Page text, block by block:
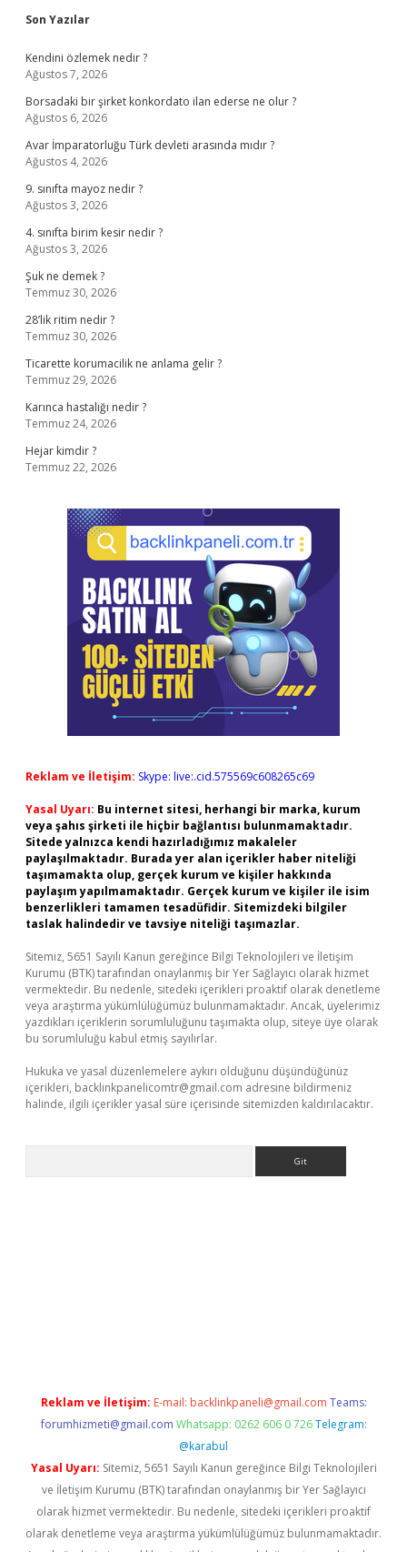
Sidebar
Son Yazılar
Kendini özlemek nedir ?
Ağustos 7, 2026
Borsadaki bir şirket konkordato ilan ederse ne olur ?
Ağustos 6, 2026
Avar İmparatorluğu Türk devleti arasında mıdır ?
Ağustos 4, 2026
9. sınıfta mayoz nedir ?
Ağustos 3, 2026
4. sınıfta birim kesir nedir ?
Ağustos 3, 2026
Şuk ne demek ?
Temmuz 30, 2026
28’lik ritim nedir ?
Temmuz 30, 2026
Ticarette korumacilik ne anlama gelir ?
Temmuz 29, 2026
Karınca hastalığı nedir ?
Temmuz 24, 2026
Hejar kimdir ?
Temmuz 22, 2026
Reklam ve İletişim: Skype: live:.cid.575569c608265c69
Yasal Uyarı: Bu internet sitesi, herhangi bir marka, kurum
veya şahıs şirketi ile hiçbir bağlantısı bulunmamaktadır.
Sitede yalnızca kendi hazırladığımız makaleler
paylaşılmaktadır. Burada yer alan içerikler haber niteliği
taşımamakta olup, gerçek kurum ve kişiler hakkında
paylaşım yapılmamaktadır. Gerçek kurum ve kişiler ile isim
benzerlikleri tamamen tesadüfidir. Sitemizdeki bilgiler
taslak halindedir ve tavsiye niteliği taşımazlar.
Sitemiz, 5651 Sayılı Kanun gereğince Bilgi Teknolojileri ve İletişim
Kurumu (BTK) tarafından onaylanmış bir Yer Sağlayıcı olarak hizmet
vermektedir. Bu nedenle, sitedeki içerikleri proaktif olarak denetleme
veya araştırma yükümlülüğümüz bulunmamaktadır. Ancak, üyelerimiz
yazdıkları içeriklerin sorumluluğunu taşımakta olup, siteye üye olarak
bu sorumluluğu kabul etmiş sayılırlar.
Hukuka ve yasal düzenlemelere aykırı olduğunu düşündüğünüz
içerikleri, backlinkpanelicomtr@gmail.com adresine bildirmeniz
halinde, ilgili içerikler yasal süre içerisinde sitemizden kaldırılacaktır.
Reklam ve İletişim: E-mail: backlinkpaneli@gmail.com Teams:
forumhizmeti@gmail.com Whatsapp: 0262 606 0 726 Telegram:
@karabul
Yasal Uyarı: Sitemiz, 5651 Sayılı Kanun gereğince Bilgi Teknolojileri
ve İletişim Kurumu (BTK) tarafından onaylanmış bir Yer Sağlayıcı
olarak hizmet vermektedir. Bu nedenle, sitedeki içerikleri proaktif
olarak denetleme veya araştırma yükümlülüğümüz bulunmamaktadır.